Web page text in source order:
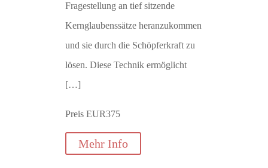
Fragestellung an tief sitzende
Kernglaubenssätze heranzukommen
und sie durch die Schöpferkraft zu
lösen. Diese Technik ermöglicht
[…]
Preis EUR375
Mehr Info